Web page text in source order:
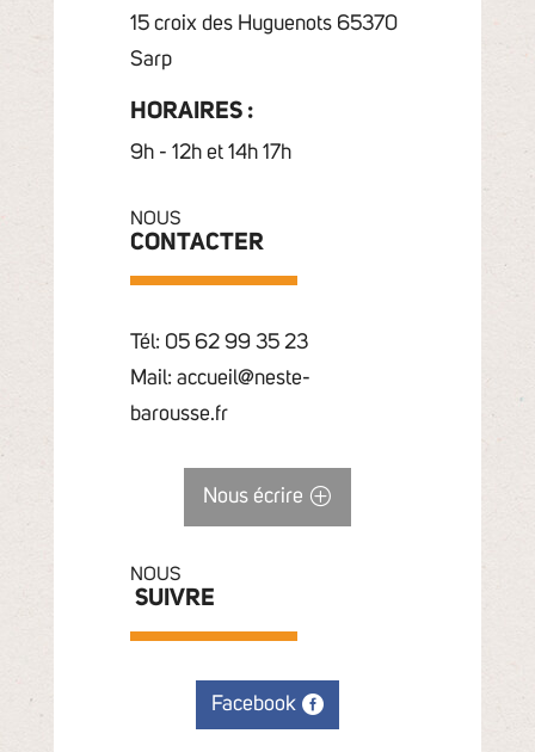
15 croix des Huguenots 65370
Sarp
HORAIRES :
9h - 12h et 14h 17h
NOUS
CONTACTER
Tél: 05 62 99 35 23
Mail: accueil@neste-
barousse.fr
Nous écrire
NOUS
SUIVRE
Facebook